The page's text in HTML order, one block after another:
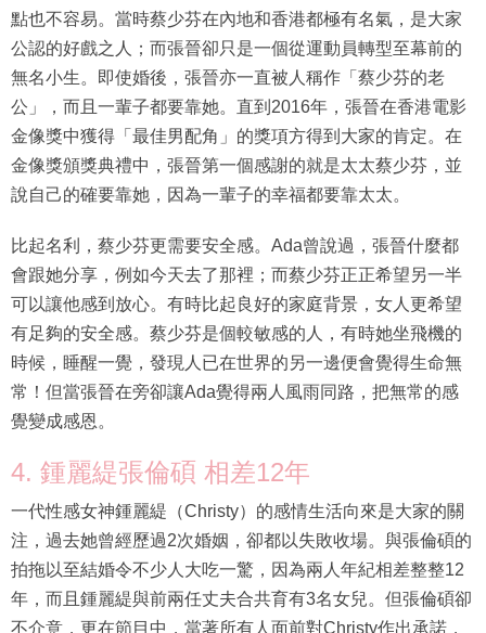
點也不容易。當時蔡少芬在內地和香港都極有名氣，是大家
公認的好戲之人；而張晉卻只是一個從運動員轉型至幕前的
無名小生。即使婚後，張晉亦一直被人稱作「蔡少芬的老
公」，而且一輩子都要靠她。直到2016年，張晉在香港電影
金像獎中獲得「最佳男配角」的獎項方得到大家的肯定。在
金像獎頒獎典禮中，張晉第一個感謝的就是太太蔡少芬，並
說自己的確要靠她，因為一輩子的幸福都要靠太太。
比起名利，蔡少芬更需要安全感。Ada曾說過，張晉什麼都
會跟她分享，例如今天去了那裡；而蔡少芬正正希望另一半
可以讓他感到放心。有時比起良好的家庭背景，女人更希望
有足夠的安全感。蔡少芬是個較敏感的人，有時她坐飛機的
時候，睡醒一覺，發現人已在世界的另一邊便會覺得生命無
常！但當張晉在旁卻讓Ada覺得兩人風雨同路，把無常的感
覺變成感恩。
4. 鍾麗緹張倫碩 相差12年
一代性感女神鍾麗緹（Christy）的感情生活向來是大家的關
注，過去她曾經歷過2次婚姻，卻都以失敗收場。與張倫碩的
拍拖以至結婚令不少人大吃一驚，因為兩人年紀相差整整12
年，而且鍾麗緹與前兩任丈夫合共育有3名女兒。但張倫碩卻
不介意，更在節目中，當著所有人面前對Christy作出承諾，